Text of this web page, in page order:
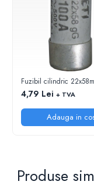
Fuzibil cilindric
4,79 Lei + TVA
Adauga in
Produse